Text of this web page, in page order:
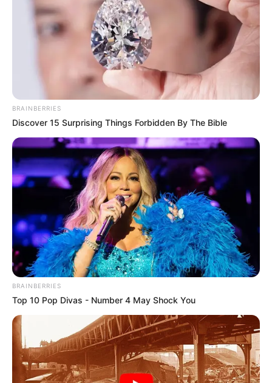
BRAINBERRIES
Discover 15 Surprising Things Forbidden By The Bible
BRAINBERRIES
Top 10 Pop Divas - Number 4 May Shock You